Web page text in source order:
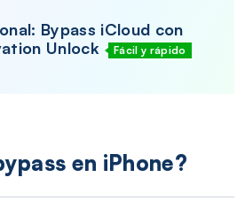
Bypass iCloud con
Unlock
Fácil y rápido
en iPhone?